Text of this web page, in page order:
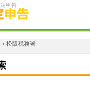
申告
＞松阪税務署